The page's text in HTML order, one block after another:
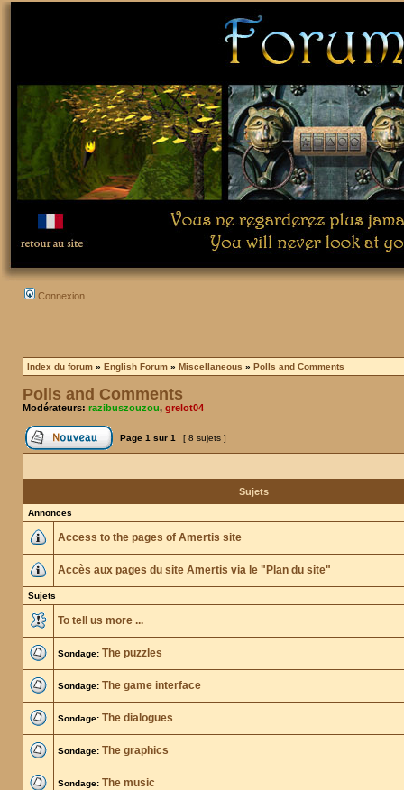
Connexion
Index du forum » English Forum » Miscellaneous » Polls and Comments
Polls and Comments
Modérateurs: razibuszouzou, grelot04
Page 1 sur 1 [ 8 sujets ]
Sujets
Annonces
Access to the pages of Amertis site
Accès aux pages du site Amertis via le "Plan du site"
Sujets
To tell us more ...
Sondage: The puzzles
Sondage: The game interface
Sondage: The dialogues
Sondage: The graphics
Sondage: The music